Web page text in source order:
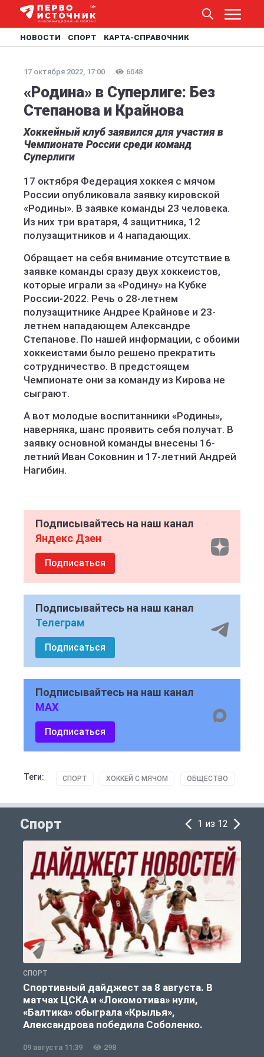
НОВОСТИ СПОРТ КАРТА-СПРАВОЧНИК
17 октября 2022, 17:00 6048
«Родина» в Суперлиге: Без
Степанова и Крайнова
Хоккейный клуб заявился для участия в
Чемпионате России среди команд
Суперлиги
17 октября Федерация хоккея с мячом
России опубликовала заявку кировской
«Родины». В заявке команды 23 человека.
Из них три вратаря, 4 защитника, 12
полузащитников и 4 нападающих.
Обращает на себя внимание отсутствие в
заявке команды сразу двух хоккеистов,
которые играли за «Родину» на Кубке
России-2022. Речь о 28-летнем
полузащитнике Андрее Крайнове и 23-
летнем нападающем Александре
Степанове. По нашей информации, с обоими
хоккеистами было решено прекратить
сотрудничество. В предстоящем
Чемпионате они за команду из Кирова не
сыграют.
А вот молодые воспитанники «Родины»,
наверняка, шанс проявить себя получат. В
заявку основной команды внесены 16-
летний Иван Соковнин и 17-летний Андрей
Нагибин.
Подписывайтесь на наш канал
Яндекс Дзен
Подписаться
Подписывайтесь на наш канал
Телеграм
Подписаться
Подписывайтесь на наш канал
MAX
Подписаться
Теги: СПОРТ ХОККЕЙ С МЯЧОМ ОБЩЕСТВО
Спорт 1 из 12
СПОРТ
Спортивный дайджест за 8 августа. В
матчах ЦСКА и «Локомотива» нули,
«Балтика» обыграла «Крылья»,
Александрова победила Соболенко.
09 августа 11:39 298